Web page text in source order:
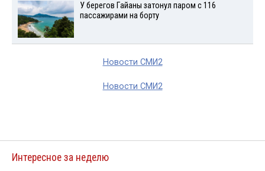
У берегов Гайаны затонул паром с 116
пассажирами на борту
Новости СМИ2
Новости СМИ2
Интересное за неделю